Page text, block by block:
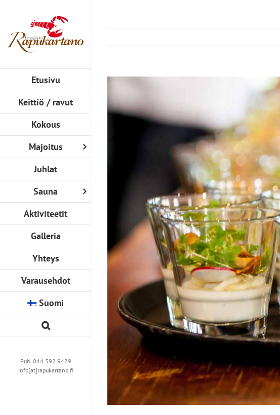
content
Etusivu
Keittiö / ravut
Kokous
Majoitus
Juhlat
Sauna
Aktiviteetit
Galleria
Yhteys
Varausehdot
Suomi
Puh. 044 592 9429
info[at]rapukartano.fi
Image